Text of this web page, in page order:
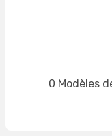
0 Modèles